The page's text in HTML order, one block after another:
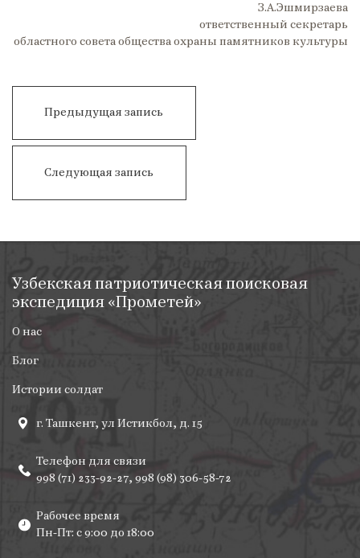
З.А.Эшмирзаева
ответственный секретарь
областного совета общества охраны памятников культуры
Предыдущая запись
Следующая запись
Узбекская патриотическая поисковая
экспедиция «Прометей»
О нас
Блог
Истории солдат
г. Ташкент, ул Истикбол, д. 15
Телефон для связи
998 (71) 233-92-27, 998 (98) 306-58-72
Рабочее время
Пн-Пт: с 9:00 до 18:00